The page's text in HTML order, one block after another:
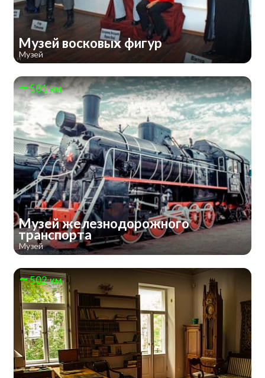
Музей восковых фигур
Музей
501 км
Музей железнодорожного
транспорта
Музей
502 км